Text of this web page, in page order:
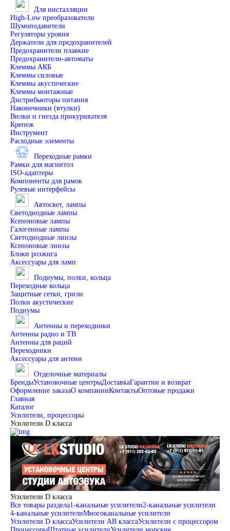
Для инсталляции
High-Low преобразователи
Шумоподавители
Регуляторы уровня
Держатели для предохранителей
Предохранители плавкие
Предохранители-автоматы
Клеммы АКБ
Клеммы силовые
Клеммы акустические
Клеммы монтажные
Дистрибьюторы питания
Наконечники (втулки)
Вилки и гнезда прикуривателя
Крепеж
Инструмент
Расходные элементы
Переходные рамки
Рамки для магнитол
ISO-адаптеры
Компоненты для рамок
Рулевые интерфейсы
Автосвет, лампы
Светодиодные лампы
Ксеноновые лампы
Галогенные лампы
Светодиодные линзы
Ксеноновые линзы
Блоки розжига
Аксессуары для ламп
Подиумы, полки, кольца
Переходные кольца
Защитные сетки, грили
Полки акустические
Подиумы
Антенны и переходники
Антенны радио и ТВ
Антенны для раций
Переходники
Аксессуары для антенн
Отделочные материалы
БрендыУстановочные центрыДоставкаГарантии и возврат
Оформление заказаО компанииКонтактыОптовые продажи
Главная
Каталог
Усилители, процессоры
Усилители D класса
Усилители D класса
Все товары раздела1-канальные усилители2-канальные усилители
4-канальные усилителиМногоканальные усилители
Усилители D классаУсилители АВ классаУсилители с процессором